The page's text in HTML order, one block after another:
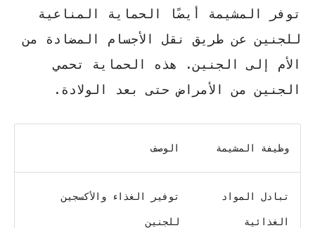
توفر المشيمة أيضًا الحماية المناعية
للجنين عن طريق نقل الأجسام المضادة من
الأم إلى الجنين. هذه الحماية تحمي
الجنين من الأمراض حتى بعد الولادة.
وظيفة المشيمة الوصف
تبادل المواد
الغذائية
توفير الغذاء والأكسجين
للجنين